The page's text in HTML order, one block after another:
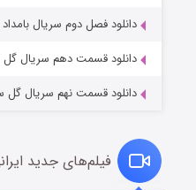
دانلود فصل دوم سریال
دانلود قسمت دهم سریال
دانلود قسمت نهم سریال گل
فیلم‌های جدید